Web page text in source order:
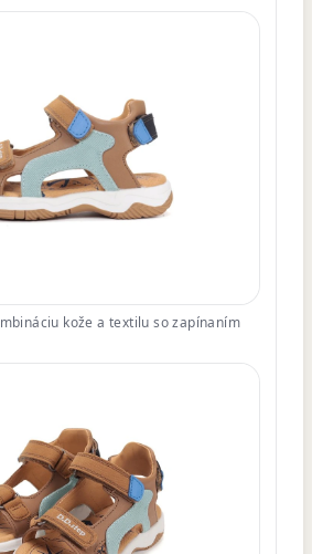
kože a textilu so zapínaním